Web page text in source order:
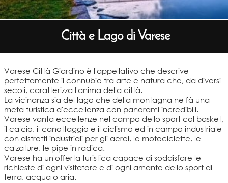
Città e Lago di Varese
Varese Città Giardino è l'appellativo che descrive
perfettamente il connubio tra arte e natura che, da diversi
secoli, caratterizza l'anima della città.
La vicinanza sia del lago che della montagna ne fà una
meta turistica d'eccellenza con panorami incredibili.
Varese vanta eccellenze nel campo dello sport col basket,
il calcio, il canottaggio e il ciclismo ed in campo industriale
con distretti industriali per gli aerei, le motociclette, le
calzature, le pipe in radica.
Varese ha un'offerta turistica capace di soddisfare le
richieste di ogni visitatore e di ogni amante dello sport di
terra, acqua o aria.